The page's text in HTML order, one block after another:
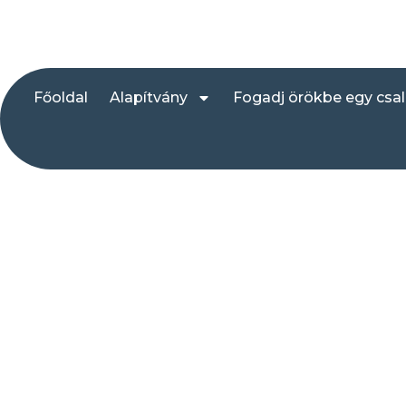
Főoldal Alapítvány Fogadj örökbe egy